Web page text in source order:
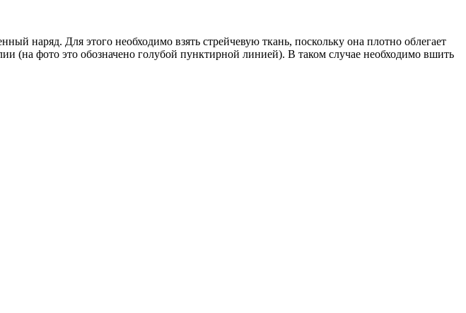
наряд. Для этого необходимо взять стрейчевую ткань, поскольку она плотно облегает
(на фото это обозначено голубой пунктирной линией). В таком случае необходимо вшить